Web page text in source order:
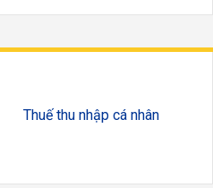
Thuế thu nhập cá nhân